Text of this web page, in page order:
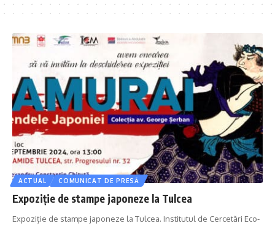
ACTUAL COMUNICAT DE PRESĂ
Expoziție de stampe japoneze la Tulcea
Expoziție de stampe japoneze la Tulcea. Institutul de Cercetări Eco-